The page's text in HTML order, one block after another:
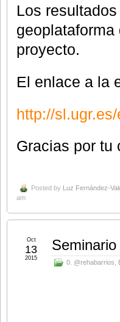
Los
proyecto.
El enlace a la
http://
Gracias por tu
Posted by Luz Fernández-
am
0. @rehabarrios
Oct
13
2015